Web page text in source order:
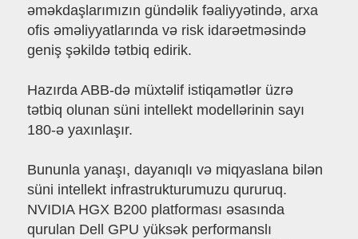
əməkdaşlarımızın gündəlik fəaliyyətində, arxa
ofis əməliyyatlarında və risk idarəetməsində
geniş şəkildə tətbiq edirik.
Hazırda ABB-də müxtəlif istiqamətlər üzrə
tətbiq olunan süni intellekt modellərinin sayı
180-ə yaxınlaşır.
Bununla yanaşı, dayanıqlı və miqyaslana bilən
süni intellekt infrastrukturumuzu qururuq.
NVIDIA HGX B200 platforması əsasında
qurulan Dell GPU yüksək performanslı